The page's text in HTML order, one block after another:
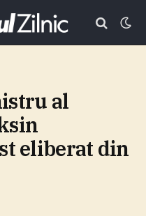
al
eliberat din